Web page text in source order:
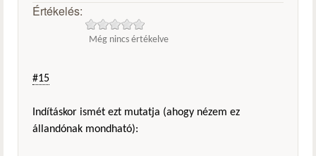
Értékelés:
Még nincs értékelve
#15
Indításkor ismét ezt mutatja (ahogy nézem ez
állandónak mondható):